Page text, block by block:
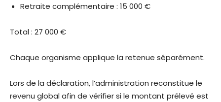
Retraite complémentaire : 15 000 €
Total : 27 000 €
Chaque organisme applique la retenue séparément.
Lors de la déclaration, l’administration reconstitue le
revenu global afin de vérifier si le montant prélevé est